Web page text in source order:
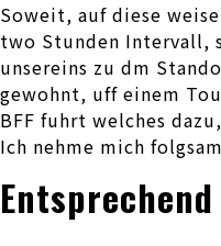
Soweit, auf diese
two Stunden Intervall,
unsereins zu dm
gewohnt, uff einem
BFF fuhrt welches
Ich nehme mich